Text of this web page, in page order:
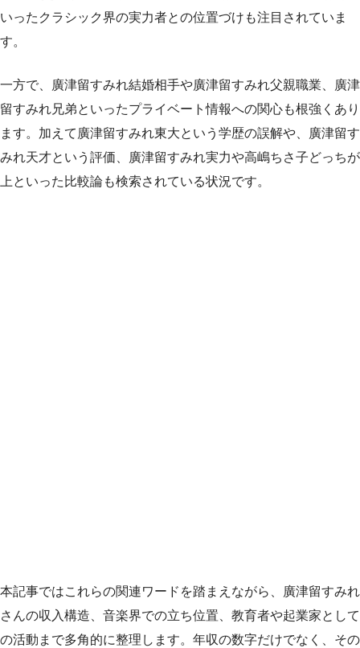
いったクラシック界の実力者との位置づけも注目されていま
す。
一方で、廣津留すみれ結婚相手や廣津留すみれ父親職業、廣津
留すみれ兄弟といったプライベート情報への関心も根強くあり
ます。加えて廣津留すみれ東大という学歴の誤解や、廣津留す
みれ天才という評価、廣津留すみれ実力や高嶋ちさ子どっちが
上といった比較論も検索されている状況です。
本記事ではこれらの関連ワードを踏まえながら、廣津留すみれ
さんの収入構造、音楽界での立ち位置、教育者や起業家として
の活動まで多角的に整理します。年収の数字だけでなく、その